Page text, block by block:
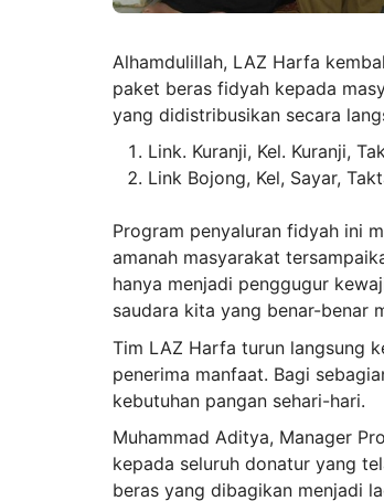
Alhamdulillah, LAZ Harfa
paket beras fidyah kepada
yang didistribusikan secara
Link. Kuranji, Kel. Kuranji,
Link Bojong, Kel, Sayar,
Program penyaluran fidyah ini
amanah masyarakat
hanya menjadi penggugur
saudara kita yang benar-benar
Tim LAZ Harfa turun langsung
penerima manfaat. Bagi
kebutuhan pangan sehari-hari.
Muhammad Aditya, Manager
kepada seluruh donatur yang
beras yang dibagikan menjadi